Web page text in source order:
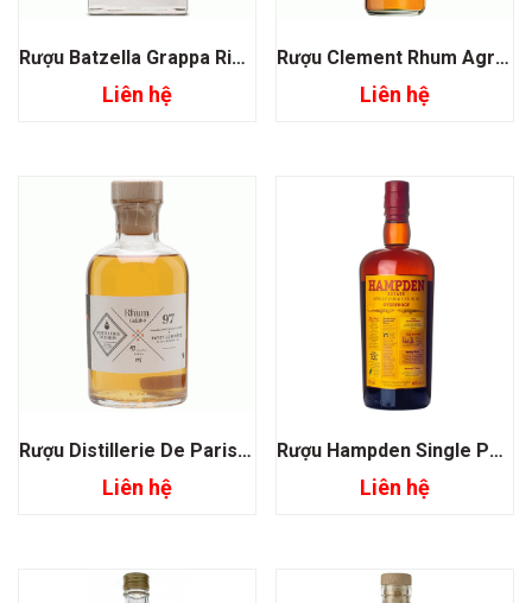
Rượu Batzella Grappa Riserva Di Tam
Liên hệ
Rượu Clement Rhum Agricole Rhum Ambre Martinique
Liên hệ
Rượu Distillerie De Paris Rhum 97 Galabe
Liên hệ
Rượu Hampden Single Pure Jamaican Overproof Rhum
Liên hệ